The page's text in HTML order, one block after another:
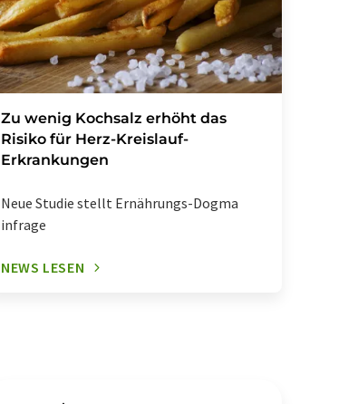
Zu wenig Kochsalz erhöht das
Risiko für Herz-Kreislauf-
Erkrankungen
Neue Studie stellt Ernährungs-Dogma
infrage
NEWS LESEN